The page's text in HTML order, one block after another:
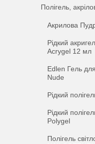
Полігель,
Акрилова
Рідкий
Acrygel 12 мл
Edlen Гель
Nude
Рідкий
Рідкий
Polygel
Полігель